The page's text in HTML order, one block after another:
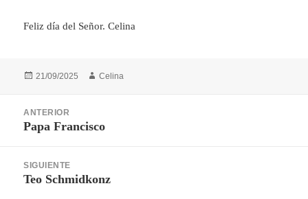
Feliz día del Señor. Celina
Publicado
21/09/2025 Autor
Celina
entradas
ANTERIOR
Entrada
Papa Francisco
SIGUIENTE
Entrada
Teo Schmidkonz